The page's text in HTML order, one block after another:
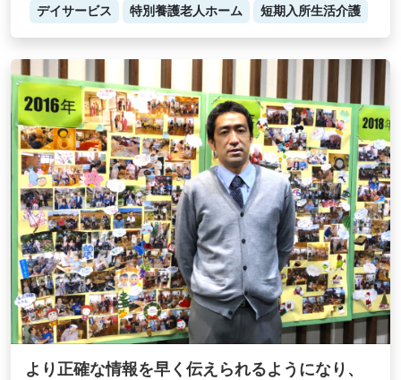
デイサービス 特別養護老人ホーム 短期入所生活介護
より正確な情報を早く伝えられるようになり、